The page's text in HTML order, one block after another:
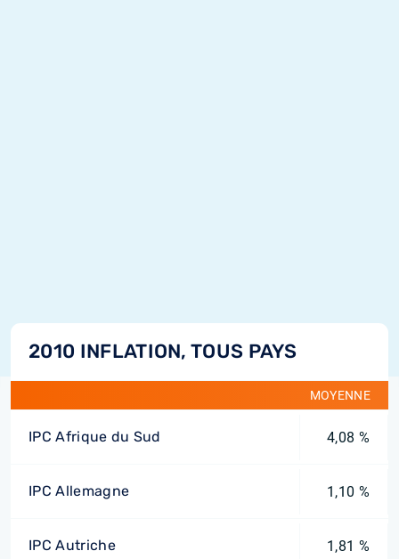
2010 INFLATION, TOUS PAYS
MOYENNE
IPC Afrique du Sud 4,08 %
IPC Allemagne 1,10 %
IPC Autriche 1,81 %